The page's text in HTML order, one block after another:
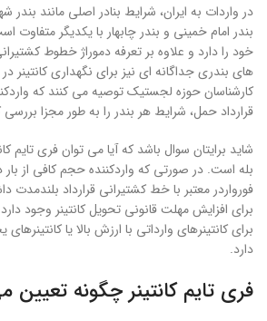
در واردات به ایران، شرایط بنادر اصلی مانند بندر
بندر امام خمینی و بندر چابهار با یکدیگر
خود را دارد و علاوه بر تعرفه دموراژ خطوط
های بندری جداگانه ای نیز برای نگهداری
کارشناسان حوزه لجستیک توصیه می کنند که
قرارداد حمل، شرایط هر بندر را به طور مجزا بررسی
شاید برایتان سوال باشد که آیا می توان فری تایم
بله است. در صورتی که واردکننده حجم کافی از بار
فورواردر معتبر با خط کشتیرانی قرارداد بلندمدت
برای افزایش مهلت قانونی تحویل کانتینر وجود
برای کانتینرهای وارداتی با ارزش بالا یا
دارد.
فری تایم کانتینر چگونه